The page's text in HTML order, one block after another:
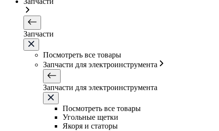
Запчасти
Посмотреть все товары
Запчасти для электроинструмента
Запчасти для электроинструмента
Посмотреть все товары
Угольные щетки
Якоря и статоры